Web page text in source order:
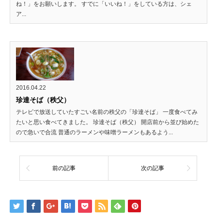
ね！」をお願いします。 すでに「いいね！」をしている方は、シェ
ア...
2016.04.22
珍達そば（秩父）
テレビで放送していたすごい名前の秩父の「珍達そば」 一度食べてみ
たいと思い食べてきました。 珍達そば（秩父） 開店前から並び始めた
ので急いで合流 普通のラーメンや味噌ラーメンもあるよう...
前の記事 次の記事